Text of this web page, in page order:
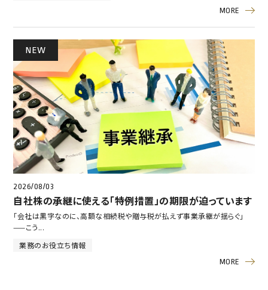
MORE
NEW
2026/08/03
自社株の承継に使える「特例措置」の期限が迫っています
「会社は黒字なのに、高額な相続税や贈与税が払えず事業承継が揺らぐ」
——こう...
業務のお役立ち情報
MORE